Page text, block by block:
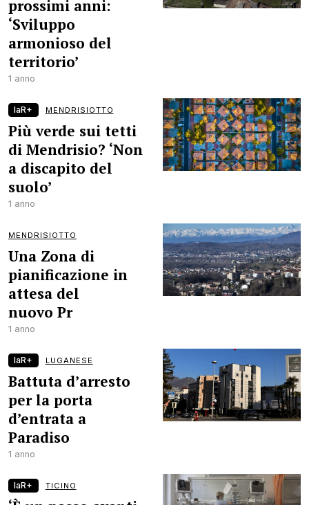
prossimi anni:
‘Sviluppo
armonioso del
territorio’
1 anno
laR+ MENDRISIOTTO
Più verde sui tetti
di Mendrisio? ‘Non
a discapito del
suolo’
1 anno
MENDRISIOTTO
Una Zona di
pianificazione in
attesa del
nuovo Pr
1 anno
laR+ LUGANESE
Battuta d’arresto
per la porta
d’entrata a
Paradiso
1 anno
laR+ TICINO